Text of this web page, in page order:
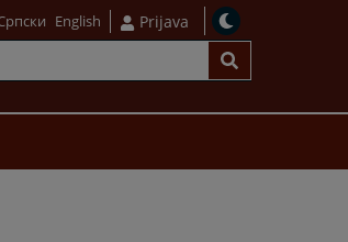
English Prijava